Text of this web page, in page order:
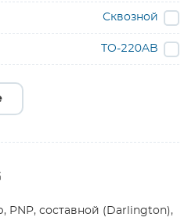
Сквозной
TO-220AB
PNP, составной (Darlington),